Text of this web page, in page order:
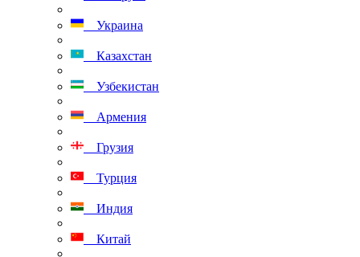
Украина
Казахстан
Узбекистан
Армения
Грузия
Турция
Индия
Китай